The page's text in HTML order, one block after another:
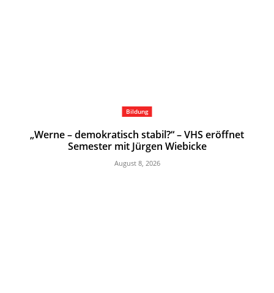
Bildung
„Werne – demokratisch stabil?“ – VHS eröffnet
Semester mit Jürgen Wiebicke
August 8, 2026